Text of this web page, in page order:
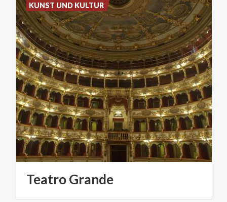
TeatroGrande
KUNST UND KULTUR